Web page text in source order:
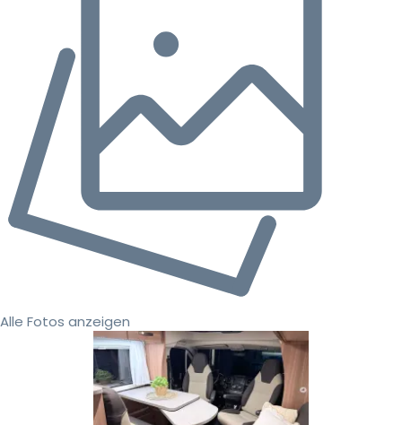
Alle Fotos anzeigen